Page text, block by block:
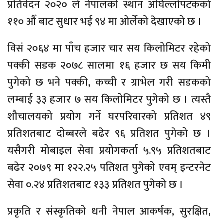
प्रतिवेदन २०२० ले नेपालको स्थान अघिल्लोपटकको
११० औँ बाट सुधार भई ९४ मा ओर्लेको देखाएको छ ।
विसं २०६४ मा पाँच हजार चार सय किलोमिटर रहेको
पक्की सडक २०७८ सालमा १६ हजार छ सय किमी
पुगेको छ भने पक्की, कच्ची र ग्राभेल गरी सडकको
लम्बाई ३३ हजार ७ सय किलोमिटर पुगेको छ । त्यस्तै
शौचालयको प्रयोग गर्ने घरपरिवारको प्रतिशत ४९
प्रतिशतबाट दोब्बरले बढेर ९६ प्रतिशत पुगेको छ ।
यसैगरी मोबाइल सेवा प्रयोगकर्ता ५.९५ प्रतिशतबाट
बढेर २०७९ मा १२२.२५ पतिशत पुगेको एवम् इन्टरनेट
सेवा ०.२४ प्रतिशतबाट १३३ प्रतिशत पुगेको छ ।
प्रकृति र संस्कृतिको धनी नेपाल आकर्षक, सुरक्षित,